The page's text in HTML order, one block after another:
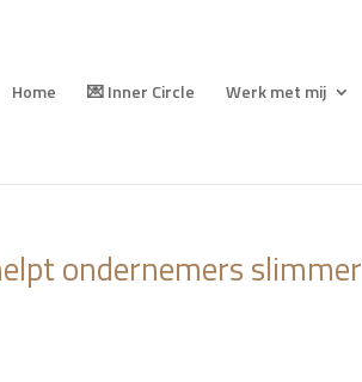
Home 💌 Inner Circle Werk met mij
ondernemers slimmer